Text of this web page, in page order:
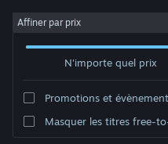
Se connecter
Magasin
Affiner par prix
N'importe quel prix
Promotions et
Masquer les titres free-
Développement : CM Games